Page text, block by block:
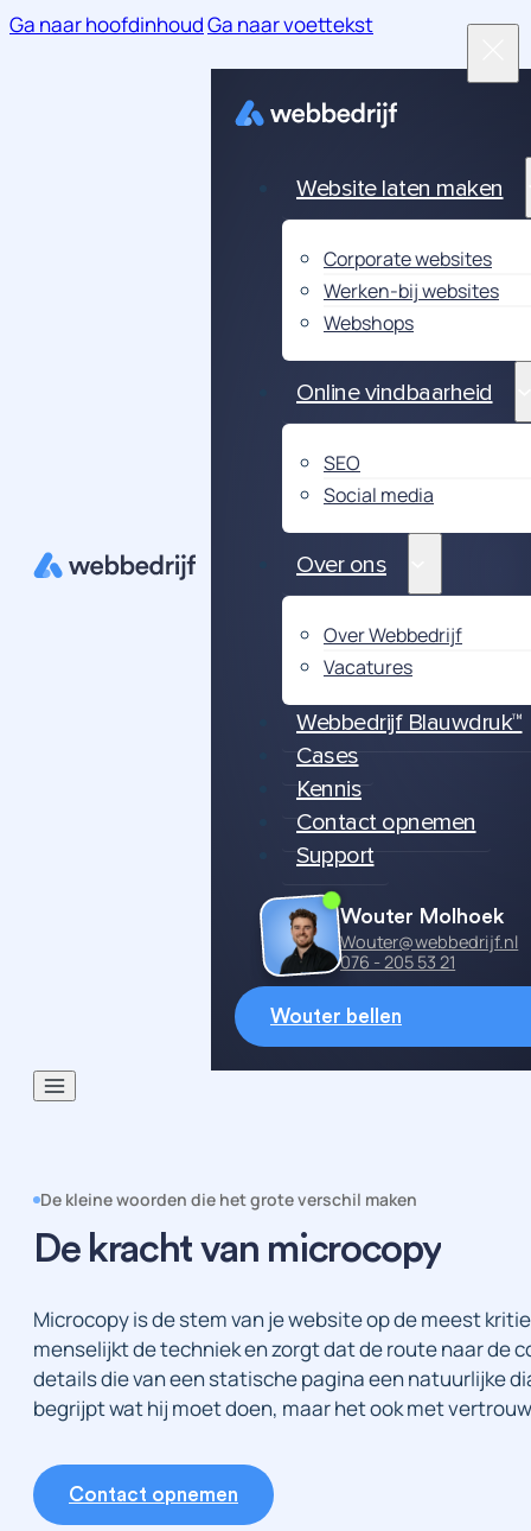
Ga naar hoofdinhoudGa naar voettekst
Website laten maken
Corporate websites
Werken-bij websites
Webshops
Online vindbaarheid
SEO
Social media
Over ons
Over Webbedrijf
Vacatures
Webbedrijf Blauwdruk™
Cases
Kennis
Contact opnemen
Support
Wouter Molhoek
Wouter@webbedrijf.nl
076 - 205 53 21
Wouter bellen
De kleine woorden die het grote verschil maken
De kracht van microcopy
Microcopy is de stem van je website op de meest
menselijkt de techniek en zorgt dat de route naar de
details die van een statische pagina een natuurlijke
begrijpt wat hij moet doen, maar het ook met
Contact opnemen